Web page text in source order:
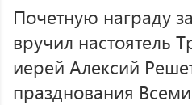
Почетную награду
вручил настоятель
иерей Алексий
празднования